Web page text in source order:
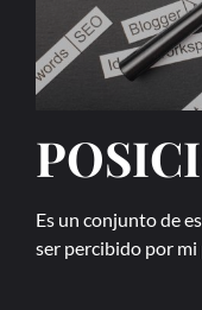
Es un conjunto de
ser percibido por